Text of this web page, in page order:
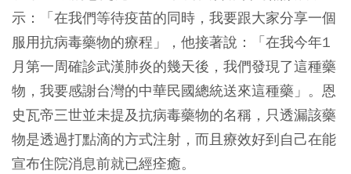
示：「在我們等待疫苗的同時，我要跟大家分享一個
服用抗病毒藥物的療程」，他接著說：「在我今年1
月第一周確診武漢肺炎的幾天後，我們發現了這種藥
物，我要感謝台灣的中華民國總統送來這種藥」。恩
史瓦帝三世並未提及抗病毒藥物的名稱，只透漏該藥
物是透過打點滴的方式注射，而且療效好到自己在能
宣布住院消息前就已經痊癒。